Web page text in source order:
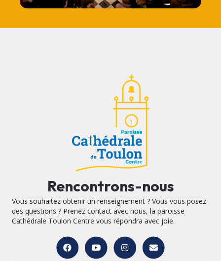
Rencontrons-nous
Vous souhaitez obtenir un renseignement ? Vous vous posez
des questions ? Prenez contact avec nous, la paroisse
Cathédrale Toulon Centre vous répondra avec joie.